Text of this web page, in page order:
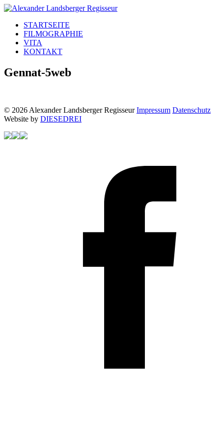
STARTSEITE
FILMOGRAPHIE
VITA
KONTAKT
Gennat-5web
© 2026 Alexander Landsberger Regisseur Impressum Datenschutz
Website by DIESEDREI